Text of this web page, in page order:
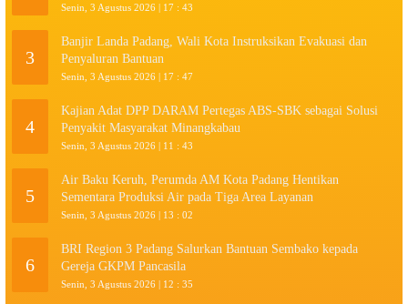
Senin, 3 Agustus 2026 | 17 : 43
3
Banjir Landa Padang, Wali Kota Instruksikan Evakuasi dan
Penyaluran Bantuan
Senin, 3 Agustus 2026 | 17 : 47
4
Kajian Adat DPP DARAM Pertegas ABS-SBK sebagai Solusi
Penyakit Masyarakat Minangkabau
Senin, 3 Agustus 2026 | 11 : 43
5
Air Baku Keruh, Perumda AM Kota Padang Hentikan
Sementara Produksi Air pada Tiga Area Layanan
Senin, 3 Agustus 2026 | 13 : 02
6
BRI Region 3 Padang Salurkan Bantuan Sembako kepada
Gereja GKPM Pancasila
Senin, 3 Agustus 2026 | 12 : 35